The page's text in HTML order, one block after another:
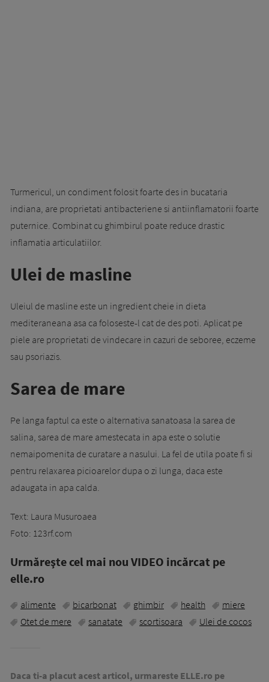
Turmericul, un condiment folosit foarte des in bucataria
indiana, are proprietati antibacteriene si antiinflamatorii foarte
puternice. Combinat cu ghimbirul poate reduce drastic
inflamatia articulatiilor.
Ulei de masline
Uleiul de masline este un ingredient cheie in dieta
mediteraneana asa ca foloseste-l cat de des poti. Aplicat pe
piele are proprietati de vindecare in cazuri de seboree, eczeme
sau psoriazis.
Sarea de mare
Pe langa faptul ca este o alternativa sanatoasa la sarea de
salina, sarea de mare amestecata in apa este o solutie
nemaipomenita de curatare a nasului. La fel de utila poate fi si
pentru relaxarea picioarelor dupa o zi lunga, daca este
adaugata in apa calda.
Text: Laura Musuroaea
Foto: 123rf.com
Urmăreşte cel mai nou VIDEO incărcat pe
elle.ro
alimente bicarbonat ghimbir health
miere
Otet de mere
sanatate scortisoara Ulei de cocos
Daca ti-a placut acest articol, urmareste ELLE.ro pe